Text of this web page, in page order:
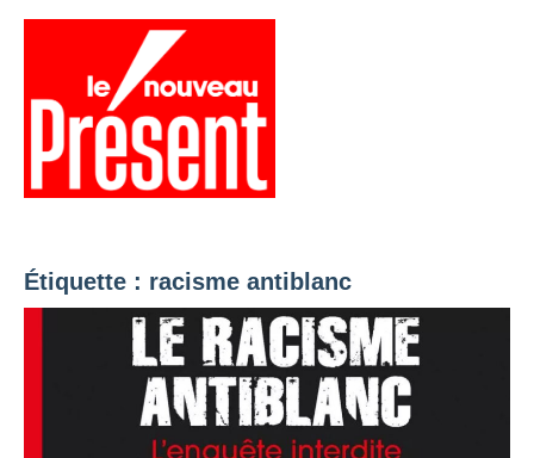
Aller
Étiquette : racisme antiblanc